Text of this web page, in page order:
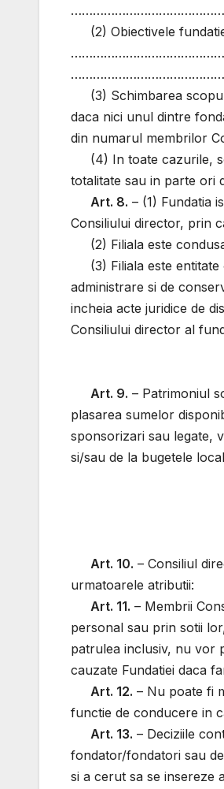
(2) Obiectivele
(3) Schimbarea
daca nici unul dintre
din numarul membrilor
(4) In toate cazurile,
totalitate sau in parte ori
Art. 8. – (1) Fundatia
Consiliului director, prin
(2) Filiala este
(3) Filiala este
administrare si de
incheia acte juridice de
Consiliului director al
Art. 9. – Patrimoniul
plasarea sumelor
sponsorizari sau legate,
si/sau de la bugetele
Art. 10. – Consiliul
urmatoarele atributii:
Art. 11. – Membrii
personal sau prin sotii
patrulea inclusiv, nu vor
cauzate Fundatiei daca
Art. 12. – Nu poate fi
functie de conducere in
Art. 13. – Deciziile
fondator/fondatori sau
si a cerut sa se insereze